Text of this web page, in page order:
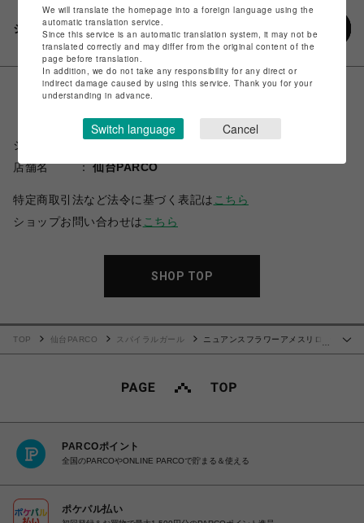
シェアする
ショップ名
店舗名
仙台PARCO
特定商取引法など法令に基づく表記は こちら
ショップお問い合わせは こちら
SHOP TOP
TOP 仙台PARCO スパイラルガール
ニュアンスフラワーアメスリロン
PARCOポイント
全国のPARCOやONLINE PARCOで貯まる＆使える
ポケパル払い
We will translate the homepage into a foreign language using the
automatic translation service.
Since this service is an automatic translation system, it may not be
translated correctly and may differ from the original content of the
page before translation.
In addition, we do not take any responsibility for any direct or
indirect damage caused by using this service. Thank you for your
understanding in advance.
Switch language Cancel